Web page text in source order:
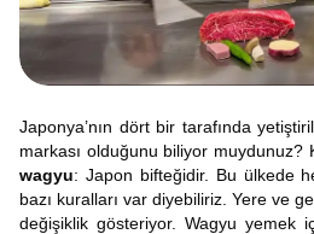
Japonya’nın dört bir tarafında
markası olduğunu biliyor muydunuz?
wagyu: Japon bifteğidir. Bu ülkede
bazı kuralları var diyebiliriz. Yere ve
değişiklik gösteriyor. Wagyu yemek